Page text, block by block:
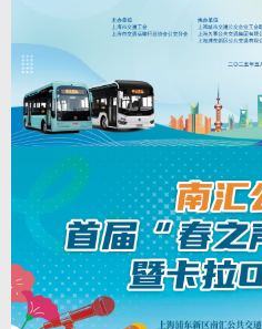
设世界一流船舶集团贡献智慧与力量。
查看详情
12
2025-7-12
2025年“申沃杯
能大赛
2025年“申沃杯”上海地面公交行业驾
公交行业驾驶员职业技能和服务水平，
活动深入开展，提升驾驶员队伍安全驾
会、上海市交通运输行业协会公交分会
公交行业举办驾驶员职业技能大赛。